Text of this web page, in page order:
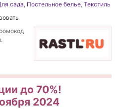
сада, Постельное белье, Текстиль
до 70%!
2024